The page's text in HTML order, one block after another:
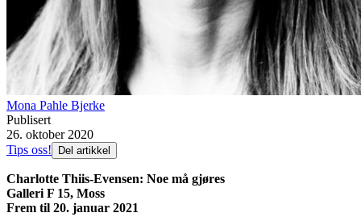
Mona Pahle Bjerke
Publisert
26. oktober 2020
Tips oss!
Del artikkel
Charlotte Thiis-Evensen: Noe må gjøres
Galleri F 15, Moss
Frem til 20. januar 2021